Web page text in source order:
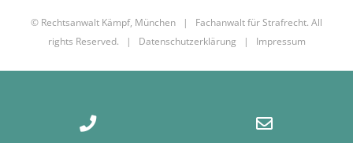
© Rechtsanwalt Kämpf, München | Fachanwalt für Strafrecht. All
rights Reserved. | Datenschutzerklärung | Impressum